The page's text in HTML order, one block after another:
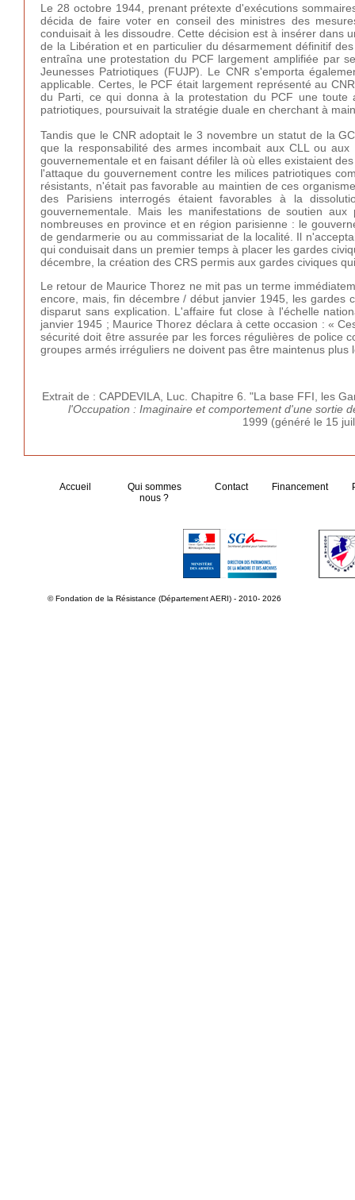
Le 28 octobre 1944, prenant prétexte d'exécutions
décida de faire voter en conseil des ministres des
conduisait à les dissoudre. Cette décision est à insérer dans
de la Libération et en particulier du désarmement définitif
entraîna une protestation du PCF largement amplifiée par
Jeunesses Patriotiques (FUJP). Le CNR s'emporta
applicable. Certes, le PCF était largement représenté au
du Parti, ce qui donna à la protestation du PCF une toute
patriotiques, poursuivait la stratégie duale en cherchant à
Tandis que le CNR adoptait le 3 novembre un statut de la
que la responsabilité des armes incombait aux CLL ou
gouvernementale et en faisant défiler là où elles existaient
l'attaque du gouvernement contre les milices patriotiques
résistants, n'était pas favorable au maintien de ces
des Parisiens interrogés étaient favorables à la
gouvernementale. Mais les manifestations de soutien
nombreuses en province et en région parisienne : le
de gendarmerie ou au commissariat de la localité. Il
qui conduisait dans un premier temps à placer les gardes
décembre, la création des CRS permis aux gardes civiques
Le retour de Maurice Thorez ne mit pas un terme
encore, mais, fin décembre / début janvier 1945, les
disparut sans explication. L'affaire fut close à l'échelle
janvier 1945 ; Maurice Thorez déclara à cette occasion : «
sécurité doit être assurée par les forces régulières de police
groupes armés irréguliers ne doivent pas être maintenus plus
Extrait de : CAPDEVILA, Luc. Chapitre 6. "La base FFI, les
l'Occupation : Imaginaire et comportement d'une sortie
1999 (généré le 15
Accueil
Qui sommes
nous ?
Contact Financement
© Fondation de la Résistance (Département AERI) - 2010- 2026